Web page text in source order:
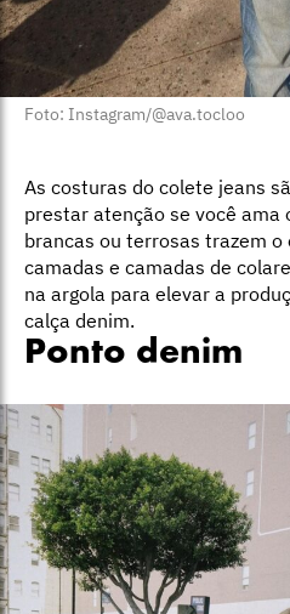
Foto: Instagram/@ava.tocloo
As costuras do colete jeans
prestar atenção se você ama
brancas ou terrosas trazem
camadas e camadas de
na argola para elevar a
calça denim.
Ponto denim